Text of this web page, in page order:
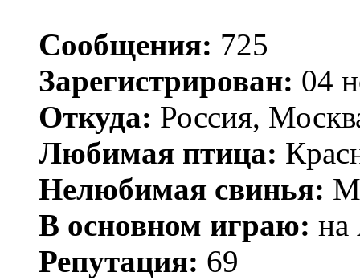
Сообщения: 725
Зарегистрирован: 04
Откуда: Россия,
Любимая птица:
Нелюбимая свинья:
В основном играю: на
Репутация: 69